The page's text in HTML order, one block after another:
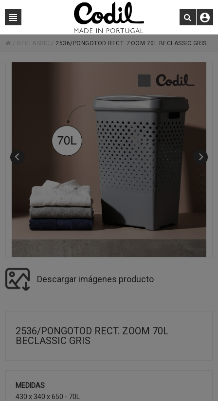
/ BECLASSIC / 2536/PONGOTOD RECT. ZOOM 70L BECLASSIC GRIS
Descargar imágenes producto
2536/PONGOTOD RECT. ZOOM 70L
BECLASSIC GRIS
MEDIDAS
430 x 340 x 650 - 70L